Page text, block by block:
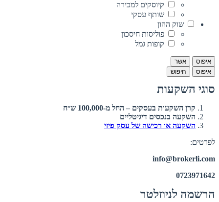
קיוסקים למכירה
שותף עסקי
שוק ההון
פוליסות חיסכון
קופות גמל
איפוס
אשר
איפוס
חיפוש
סוגי השקעות
קרן השקעות בעסקים – החל מ-100,000 ש״ח
השקעה בנכסים דיגיטליים
השקעה או רכישה של עסק פיזי
לפרטים:
info@brokerli.com
0723971642
הרשמה לניוזלטר